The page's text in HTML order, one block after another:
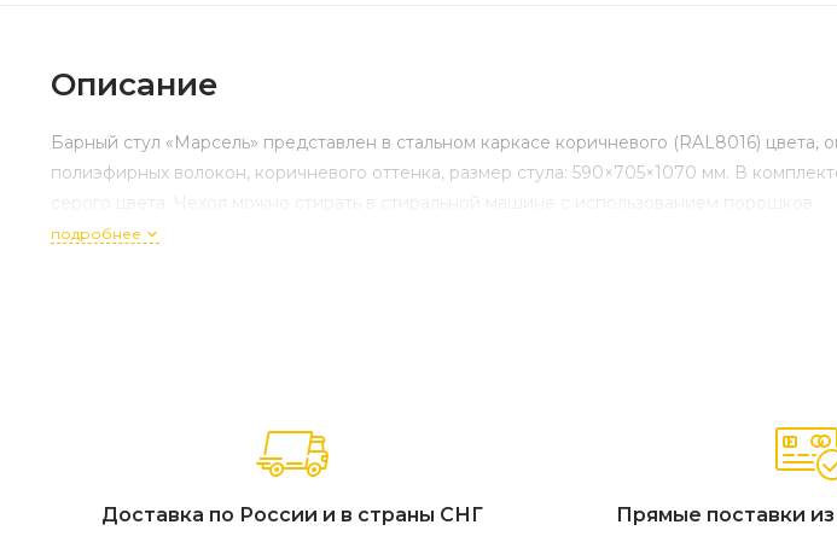
Описание
Барный стул «Марсель» представлен в стальном каркасе коричневого (RAL8016)
полиэфирных волокон, коричневого оттенка, размер стула: 590×705×1070 мм. В
серого цвета. Чехол можно стирать в стиральной машине с использованием порошков.
подробнее
Доставка по России и в страны СНГ Прямые поставки